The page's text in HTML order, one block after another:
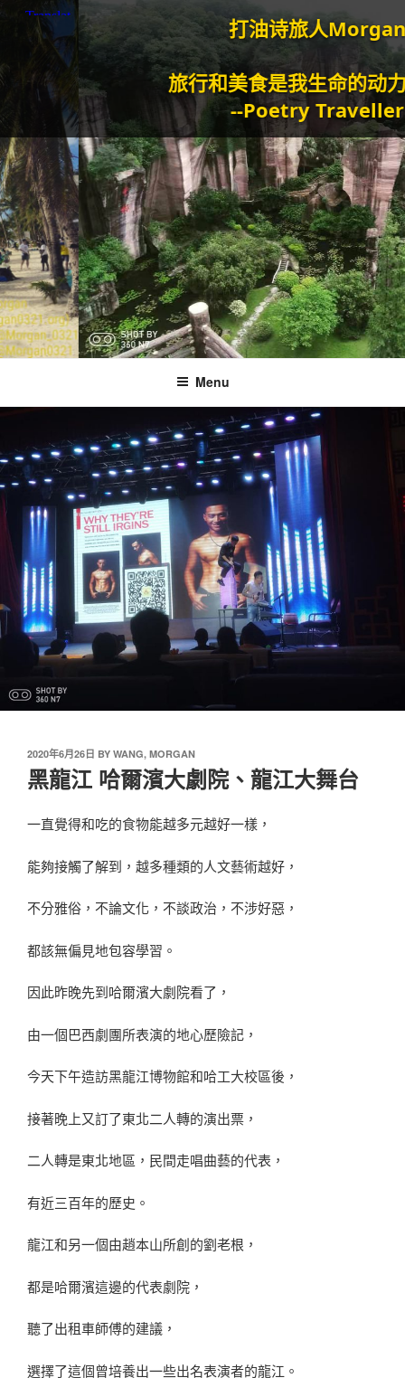
打油诗旅人Morgan
旅行和美食是我生命的动力泉源。
--Poetry Traveller
Menu
2020年6月26日 BY WANG, MORGAN
黑龍江 哈爾濱大劇院、龍江大舞台
一直覺得和吃的食物能越多元越好一樣，
能夠接觸了解到，越多種類的人文藝術越好，
不分雅俗，不論文化，不談政治，不涉好惡，
都該無偏見地包容學習。
因此昨晚先到哈爾濱大劇院看了，
由一個巴西劇團所表演的地心歷險記，
今天下午造訪黑龍江博物館和哈工大校區後，
接著晚上又訂了東北二人轉的演出票，
二人轉是東北地區，民間走唱曲藝的代表，
有近三百年的歷史。
龍江和另一個由趙本山所創的劉老根，
都是哈爾濱這邊的代表劇院，
聽了出租車師傅的建議，
選擇了這個曾培養出一些出名表演者的龍江。